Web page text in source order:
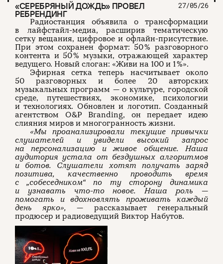
«СЕРЕБРЯНЫЙ ДОЖДЬ» ПРОВЕЛ
РЕБРЕНДИНГ
27/05/26
Радиостанция объявила о трансформации
в лайфстайл-медиа, расширив тематическую
сетку вещания, цифровое и офлайн-присутствие.
При этом сохранен формат: 50 % разговорного
контента и 50 % музыки, отражающей характер
ведущего. Новый слоган: «Живи на 100 и 1 %».
Эфирная сетка теперь насчитывает около
50 разговорных и более 20 авторских
музыкальных программ — о культуре, городской
среде, путешествиях, экономике, психологии
и технологиях. Обновлен и логотип. Созданный
агентством O&P Branding, он передает идею
слияния миров и многогранность жизни.
«Мы проанализировали текущие привычки
слушателей и увидели высокий запрос
на персонализацию и живое общение. Наша
аудитория устала от бездушных алгоритмов
и ботов. Слушатели хотят получать заряд
позитива, качественно проводить время
с „собеседником“ по ту сторону динамика
и узнавать что-то новое. Наша роль —
помогать и вдохновлять проживать каждый
день ярко»,—
рассказывает генеральный
продюсер и радиоведущий Виктор Набутов.